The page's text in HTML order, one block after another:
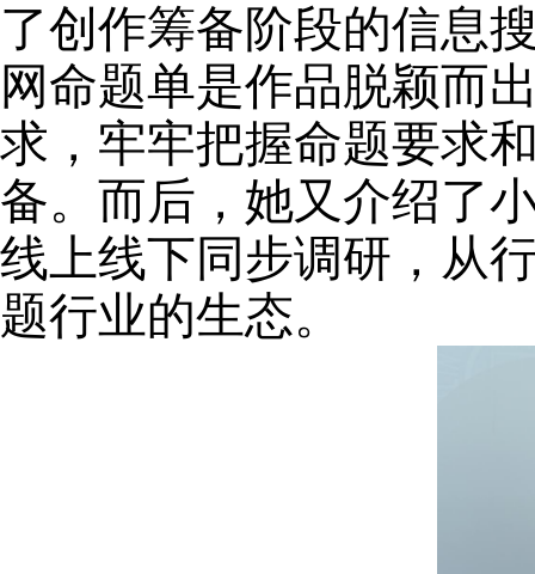
了创作筹备阶段的信息
网命题单是作品脱颖而
求 ， 牢牢把握命题要求
备。 而后， 她又介绍了
线上线下同步调研， 从
题行业的生态。